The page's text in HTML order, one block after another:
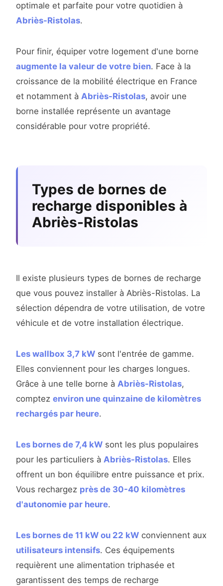
optimale et parfaite pour votre quotidien à
Abriès-Ristolas.
Pour finir, équiper votre logement d'une borne
augmente la valeur de votre bien. Face à la
croissance de la mobilité électrique en France
et notamment à Abriès-Ristolas, avoir une
borne installée représente un avantage
considérable pour votre propriété.
Types de bornes de
recharge disponibles à
Abriès-Ristolas
Il existe plusieurs types de bornes de recharge
que vous pouvez installer à Abriès-Ristolas. La
sélection dépendra de votre utilisation, de votre
véhicule et de votre installation électrique.
Les wallbox 3,7 kW sont l'entrée de gamme.
Elles conviennent pour les charges longues.
Grâce à une telle borne à Abriès-Ristolas,
comptez environ une quinzaine de kilomètres
rechargés par heure.
Les bornes de 7,4 kW sont les plus populaires
pour les particuliers à Abriès-Ristolas. Elles
offrent un bon équilibre entre puissance et prix.
Vous rechargez près de 30-40 kilomètres
d'autonomie par heure.
Les bornes de 11 kW ou 22 kW conviennent aux
utilisateurs intensifs. Ces équipements
requièrent une alimentation triphasée et
garantissent des temps de recharge